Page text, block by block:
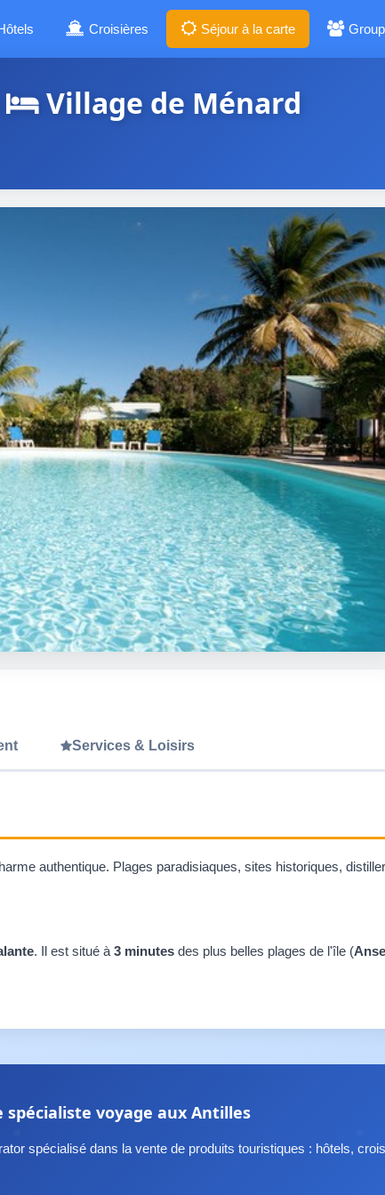
Croisières Séjour à la carte
Village de Ménard
Services & Loisirs
authentique. Plages paradisiaques, sites historiques,
. Il est situé à 3 minutes des plus belles plages de l'île (
spécialiste voyage aux Antilles
spécialisé dans la vente de produits touristiques : hôtels,